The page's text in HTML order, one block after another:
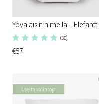
Yövalaisin nimellä – Elefantti
(30)
€57
Useita valintoja